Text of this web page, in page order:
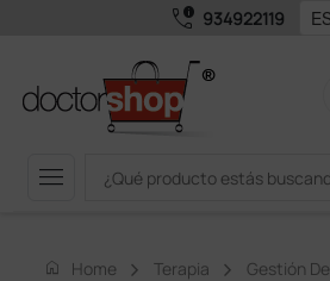
call_quality 934922119
menu
home Home Terapia
Gestión